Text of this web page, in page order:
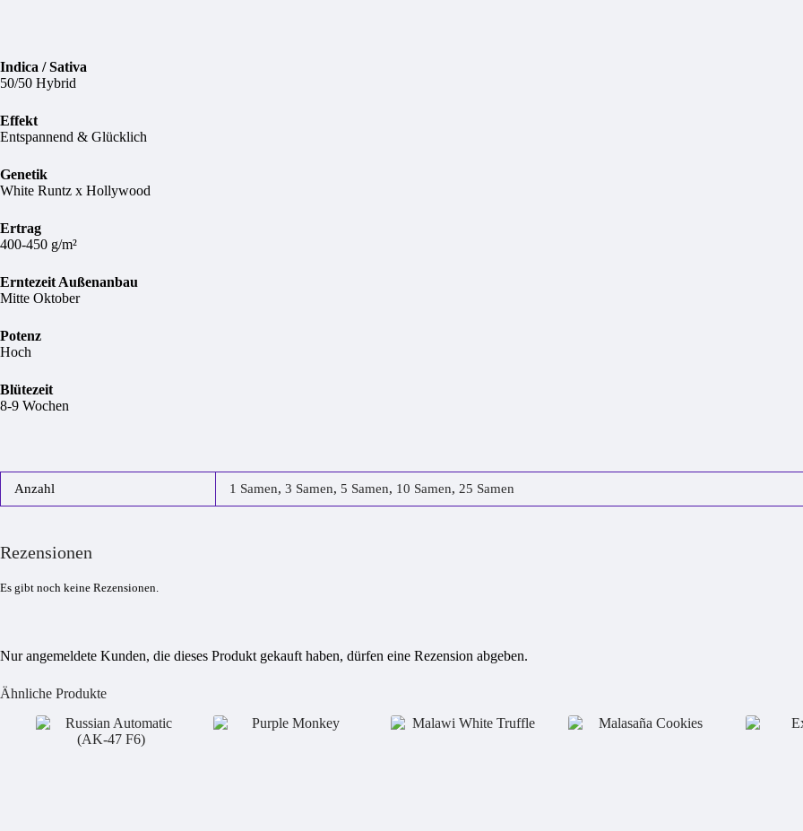
Indica / Sativa
50/50 Hybrid
Effekt
Entspannend & Glücklich
Genetik
White Runtz x Hollywood
Ertrag
400-450 g/m²
Erntezeit Außenanbau
Mitte Oktober
Potenz
Hoch
Blütezeit
8-9 Wochen
Anzahl 1 Samen, 3 Samen, 5 Samen, 10 Samen, 25 Samen
Rezensionen
Es gibt noch keine Rezensionen.
Nur angemeldete Kunden, die dieses Produkt gekauft haben, dürfen eine Rezension abgeben.
Ähnliche Produkte